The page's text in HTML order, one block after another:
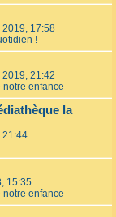
2019, 17:58
!
2019, 21:42
notre enfance
la
21:44
15:35
notre enfance